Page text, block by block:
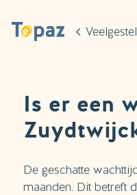
Is er een
De geschatte
maanden. Dit betreft